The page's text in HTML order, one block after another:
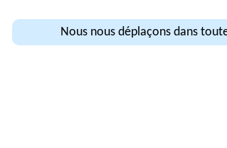
Nous nous déplaçons dans